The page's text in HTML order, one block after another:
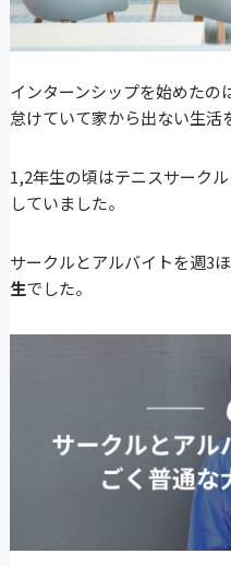
インターンシップを始めたの
怠けていて家から出ない生活
1,2年生の頃はテニスサーク
していました。
サークルとアルバイトを週3
生でした。